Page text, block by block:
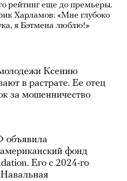
рейтинг еще до премьеры.
Харламов: «Мне глубоко
я Бэтмена люблю!»
Ксению
в растрате. Ее отец
за мошенничество
объявила
фонд
Его с 2024-го